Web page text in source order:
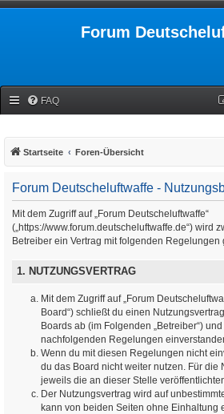
Forum
FAQ
Startseite Foren-Übersicht
Forum Deutscheluftwaffe -
Mit dem Zugriff auf „Forum Deutscheluftwaffe“
(„https://www.forum.deutscheluftwaffe.de“) wird
Betreiber ein Vertrag mit folgenden Regelungen
1. NUTZUNGSVERTRAG
Mit dem Zugriff auf „Forum
Board“) schließt du einen
Boards ab (im Folgenden „Betreiber“)
nachfolgenden Regelungen
Wenn du mit diesen Regelungen nicht
du das Board nicht weiter nutzen. Für die
jeweils die an dieser Stelle
Der Nutzungsvertrag wird auf
kann von beiden Seiten ohne Einhaltung